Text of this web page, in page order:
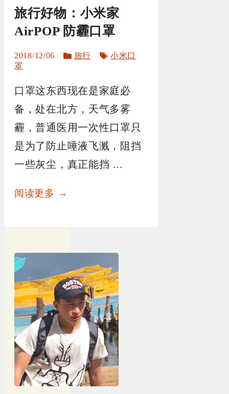
旅行好物：小米家
AirPOP 防霾口罩
2018/12/06
分
旅行
标
小米口
罩
口罩这东西现在是家庭必
备，处在北方，天气多雾
霾，普通医用一次性口罩只
是为了防止唾液飞溅，阻挡
一些灰尘，真正能挡 …
阅读更多 →